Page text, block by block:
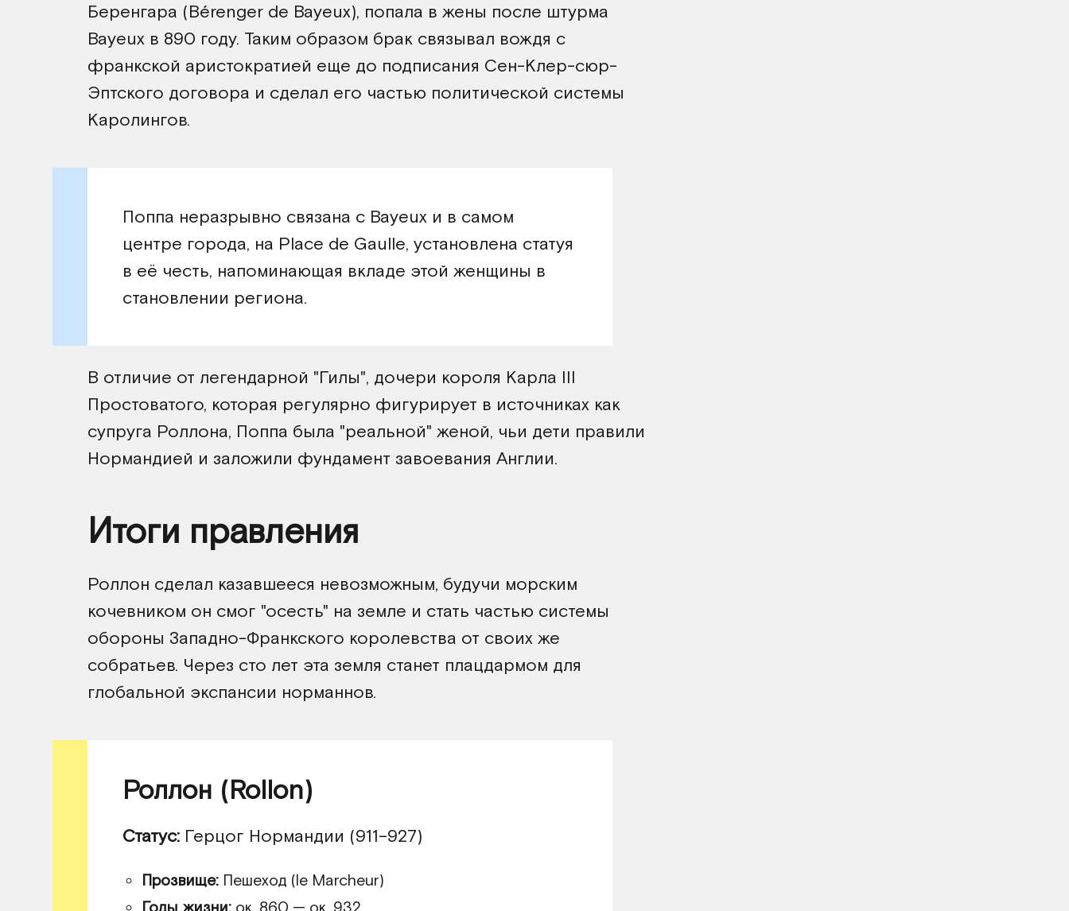
Беренгара (Bérenger de Bayeux), попала в жены после штурма
Bayeux в 890 году. Таким образом брак связывал вождя с
франкской аристократией еще до подписания Сен-Клер-сюр-
Эптского договора и сделал его частью политической системы
Каролингов.
Поппа неразрывно связана с Bayeux и в самом
центре города, на Place de Gaulle, установлена статуя
в её честь, напоминающая вкладе этой женщины в
становлении региона.
В отличие от легендарной "Гилы", дочери короля Карла III
Простоватого, которая регулярно фигурирует в источниках как
супруга Роллона, Поппа была "реальной" женой, чьи дети правили
Нормандией и заложили фундамент завоевания Англии.
Итоги правления
Роллон сделал казавшееся невозможным, будучи морским
кочевником он смог "осесть" на земле и стать частью системы
обороны Западно-Франкского королевства от своих же
собратьев. Через сто лет эта земля станет плацдармом для
глобальной экспансии норманнов.
Роллон (Rollon)
Статус: Герцог Нормандии (911–927)
Прозвище: Пешеход (le Marcheur)
Годы жизни: ок. 860 — ок. 932